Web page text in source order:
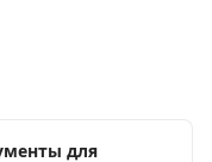
Stagg, Belucci,
для